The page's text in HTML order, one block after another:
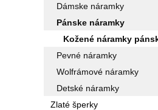
Dámske náramky
Pánske náramky
Kožené náramky
Pevné náramky
Wolfrámové náramky
Detské náramky
Zlaté šperky